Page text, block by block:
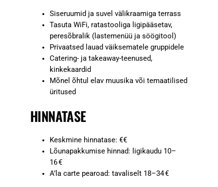
Siseruumid ja suvel välikraamiga terrass
Tasuta WiFi, ratastooliga ligipääsetav,
peresõbralik (lastemenüü ja söögitool)
Privaatsed lauad väiksematele gruppidele
Catering- ja takeaway-teenused,
kinkekaardid
Mõnel õhtul elav muusika või temaatilised
üritused
HINNATASE
Keskmine hinnatase: €€
Lõunapakkumise hinnad: ligikaudu 10–
16 €
A’la carte pearoad: tavaliselt 18–34 €